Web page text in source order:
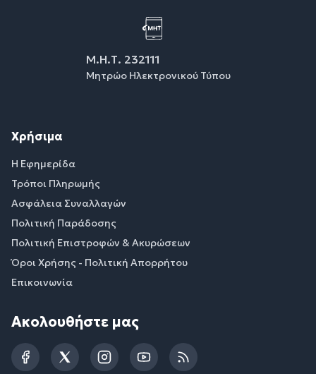
Μ.Η.Τ. 232111
Μητρώο Ηλεκτρονικού Τύπου
Χρήσιμα
Η Εφημερίδα
Τρόποι Πληρωμής
Ασφάλεια Συναλλαγών
Πολιτική Παράδοσης
Πολιτική Επιστροφών & Ακυρώσεων
Όροι Χρήσης - Πολιτική Απορρήτου
Επικοινωνία
Ακολουθήστε μας
FacebookTwitterInstagramYouTubeRSS